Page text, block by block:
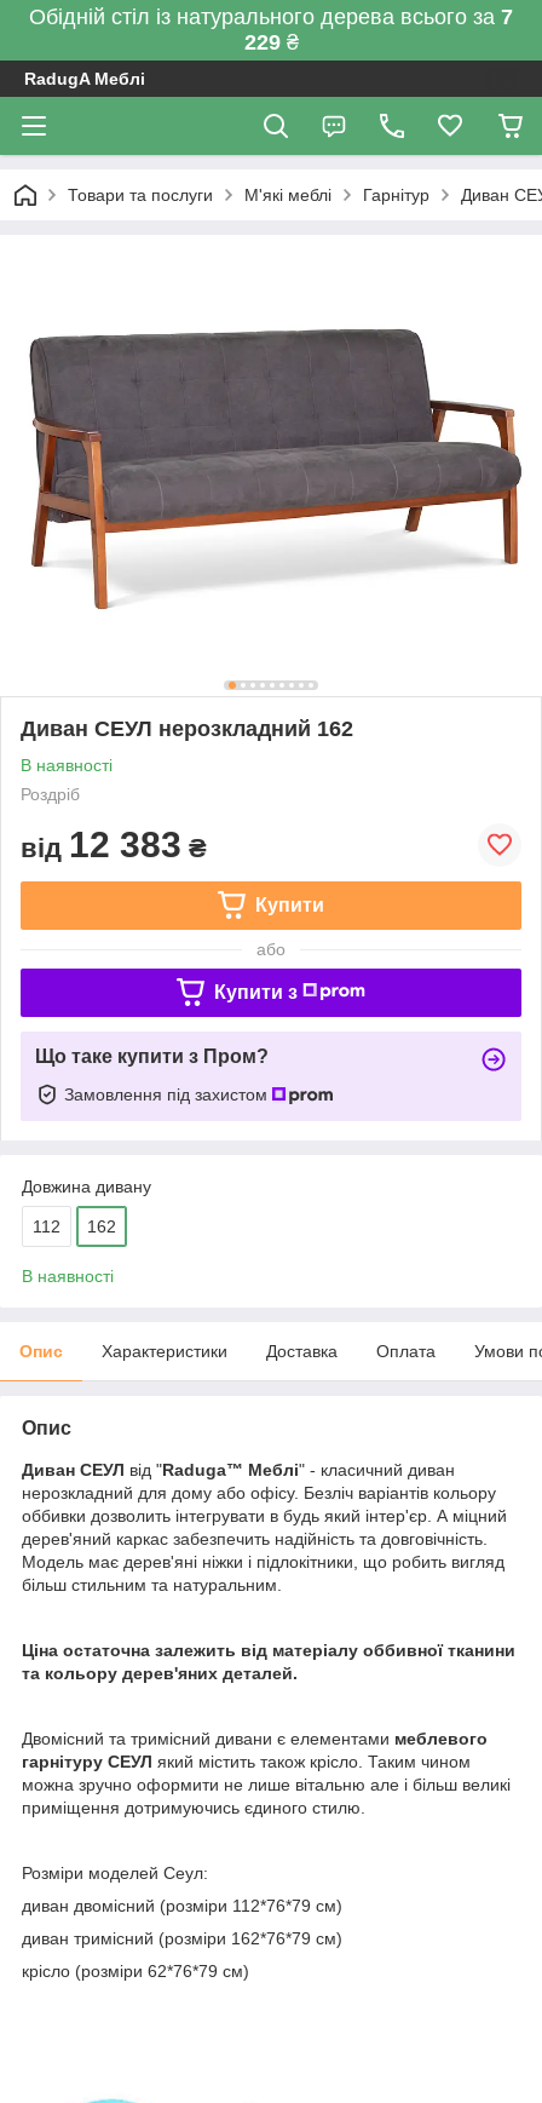
Обідній стіл із натурального дерева всього за 7
229₴
RadugA Меблі
Товари та послуги М'які меблі Гарнітур Диван
Диван СЕУЛ нерозкладний 162
В наявності
Роздріб
від 12 383 ₴
Купити
або
Купити з
Що таке купити з Пром?
Замовлення під захистом
Довжина дивану
112 162
В наявності
Опис Характеристики Доставка Оплата Умови
Опис
Диван СЕУЛ від "Raduga™ Меблі" - класичний диван
нерозкладний для дому або офісу. Безліч варіантів кольору
оббивки дозволить інтегрувати в будь який інтер'єр. А міцний
дерев'яний каркас забезпечить надійність та довговічність.
Модель має дерев'яні ніжки і підлокітники, що робить вигляд
більш стильним та натуральним.
Ціна остаточна залежить від матеріалу оббивної тканини
та кольору дерев'яних деталей.
Двомісний та тримісний дивани є елементами меблевого
гарнітуру СЕУЛ який містить також крісло. Таким чином
можна зручно оформити не лише вітальню але і більш великі
приміщення дотримуючись єдиного стилю.
Розміри моделей Сеул:
диван двомісний (розміри 112*76*79 см)
диван тримісний (розміри 162*76*79 см)
крісло (розміри 62*76*79 см)